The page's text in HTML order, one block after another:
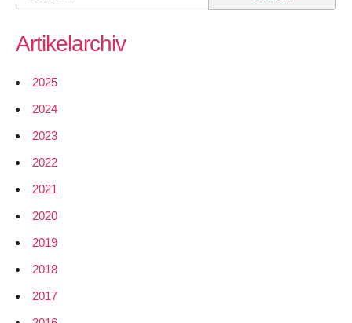
for:
Artikelarchiv
2025
2024
2023
2022
2021
2020
2019
2018
2017